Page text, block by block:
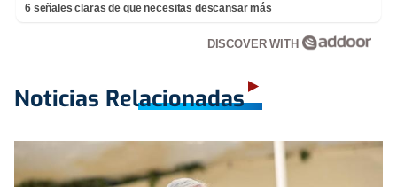
6 señales claras de que necesitas descansar más
DISCOVER WITH
Noticias Relacionadas